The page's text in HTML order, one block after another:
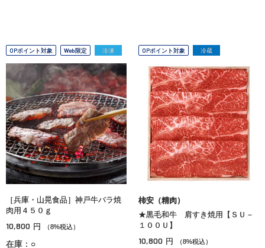
OPポイント対象 Web限定 冷凍
［兵庫・山晃食品］神戸牛バラ焼
肉用４５０ｇ
10,800 円 （8%税込）
在庫：○
OPポイント対象 冷蔵
柿安（精肉）
★黒毛和牛 肩すき焼用【ＳＵ－
１００Ｕ】
10,800 円 （8%税込）